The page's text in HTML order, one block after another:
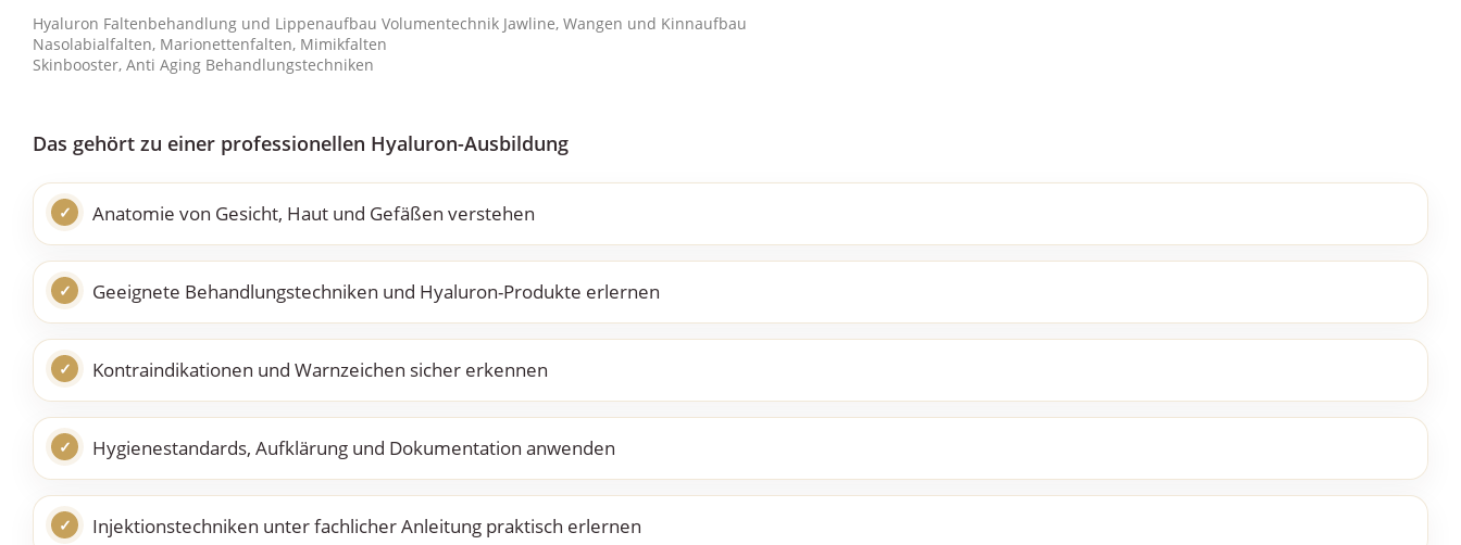
Hyaluron Faltenbehandlung und Lippenaufbau Volumentechnik Jawline, Wangen und Kinnaufbau
Nasolabialfalten, Marionettenfalten, Mimikfalten
Skinbooster, Anti Aging Behandlungstechniken
Das gehört zu einer professionellen Hyaluron-Ausbildung
Anatomie von Gesicht, Haut und Gefäßen verstehen
Geeignete Behandlungstechniken und Hyaluron-Produkte erlernen
Kontraindikationen und Warnzeichen sicher erkennen
Hygienestandards, Aufklärung und Dokumentation anwenden
Injektionstechniken unter fachlicher Anleitung praktisch erlernen